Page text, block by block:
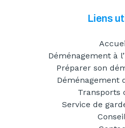
Liens
Déménagement à
Préparer son
Déménagement
Transports
Service de